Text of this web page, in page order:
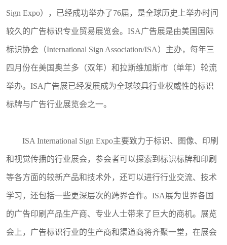
Sign Expo），已经成功举办了76届，是全球历史上举办时间
较久的广告标识专业贸易展览会。 ISA广告展是由美国国际
标识协会（International Sign Association/ISA）主办，每年三
四月份在美国奥兰多 （双年） 和拉斯维加斯市 （单年） 轮流
举办。 ISA广告展已经发展成为全球较具行业权威性的标识
标牌与广告行业展览会之一。
ISA International Sign Expo主要致力于标识、图像、印刷
和视觉传播的行业展会，参会者可以探索到标识标牌和印刷
等各方面的较新产品和技术外，还可以进行行业交流、技术
学习，还包括一些更深层次的跨界合作。 ISA展为世界各国
的广告印刷产品生产商、专业人士带来了巨大的商机。展览
会上，广告标识行业的生产商和渠道商将齐聚一堂，在展会